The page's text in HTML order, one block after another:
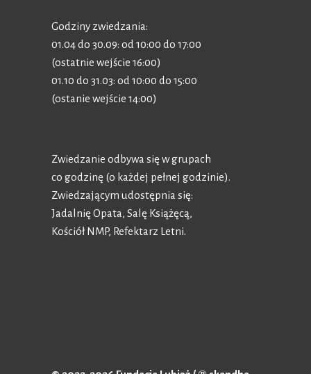
Godziny zwiedzania:
01.04 do 30.09: od 10:00 do 17:00
(ostatnie wejście 16:00)
01.10 do 31.03: od 10:00 do 15:00
(ostanie wejście 14:00)
Zwiedzanie odbywa się w grupach
co godzinę (o każdej pełnej godzinie).
Zwiedzającym udostępnia się:
Jadalnię Opata, Salę Książęcą,
Kościół NMP, Refektarz Letni.